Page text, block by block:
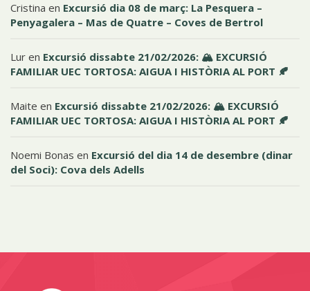
Cristina en Excursió dia 08 de març: La Pesquera –
Penyagalera – Mas de Quatre – Coves de Bertrol
Lur en Excursió dissabte 21/02/2026: 🏔️ EXCURSIÓ
FAMILIAR UEC TORTOSA: AIGUA I HISTÒRIA AL PORT 🍂
Maite en Excursió dissabte 21/02/2026: 🏔️ EXCURSIÓ
FAMILIAR UEC TORTOSA: AIGUA I HISTÒRIA AL PORT 🍂
Noemi Bonas en Excursió del dia 14 de desembre (dinar
del Soci): Cova dels Adells